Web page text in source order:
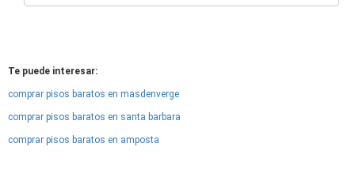
Te puede interesar:
comprar pisos baratos en masdenverge
comprar pisos baratos en santa barbara
comprar pisos baratos en amposta